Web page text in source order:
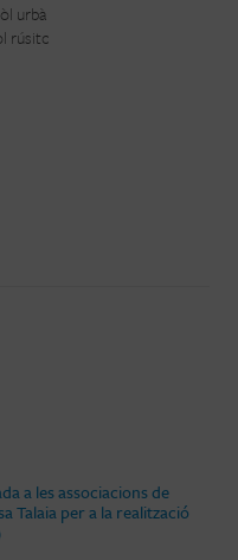
urbà
rúsitc
a les associacions de
Talaia per a la realització